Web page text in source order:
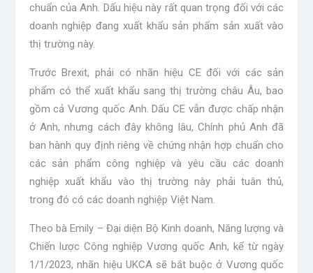
chuẩn của Anh. Dấu hiệu này rất quan trọng đối với các
doanh nghiệp đang xuất khẩu sản phẩm sản xuất vào
thị trường này.
Trước Brexit, phải có nhãn hiệu CE đối với các sản
phẩm có thể xuất khẩu sang thị trường châu Âu, bao
gồm cả Vương quốc Anh. Dấu CE vẫn được chấp nhận
ở Anh, nhưng cách đây không lâu, Chính phủ Anh đã
ban hành quy định riêng về chứng nhận hợp chuẩn cho
các sản phẩm công nghiệp và yêu cầu các doanh
nghiệp xuất khẩu vào thị trường này phải tuân thủ,
trong đó có các doanh nghiệp Việt Nam.
Theo bà Emily – Đại diện Bộ Kinh doanh, Năng lượng và
Chiến lược Công nghiệp Vương quốc Anh, kể từ ngày
1/1/2023, nhãn hiệu UKCA sẽ bắt buộc ở Vương quốc